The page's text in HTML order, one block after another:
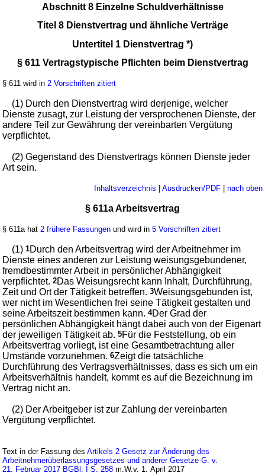
Abschnitt 8 Einzelne Schuldverhältnisse
Titel 8 Dienstvertrag und ähnliche Verträge
Untertitel 1 Dienstvertrag *)
§ 611 Vertragstypische Pflichten beim Dienstvertrag
§ 611 wird in 2 Vorschriften zitiert
(1) Durch den Dienstvertrag wird derjenige, welcher
Dienste zusagt, zur Leistung der versprochenen Dienste, der
andere Teil zur Gewährung der vereinbarten Vergütung
verpflichtet.
(2) Gegenstand des Dienstvertrags können Dienste jeder
Art sein.
Inhaltsverzeichnis Ausdrucken/PDF| nach oben
§ 611a Arbeitsvertrag
§ 611a hat 2 frühere Fassungen und wird in5 Vorschriften zitiert
(1)1Durch den Arbeitsvertrag wird der Arbeitnehmer im
Dienste eines anderen zur Leistung weisungsgebundener,
fremdbestimmter Arbeit in persönlicher Abhängigkeit
verpflichtet.2Das Weisungsrecht kann Inhalt, Durchführung,
Zeit und Ort der Tätigkeit betreffen.3Weisungsgebunden ist,
wer nicht im Wesentlichen frei seine Tätigkeit gestalten und
seine Arbeitszeit bestimmen kann.4Der Grad der
persönlichen Abhängigkeit hängt dabei auch von der Eigenart
der jeweiligen Tätigkeit ab.5Für die Feststellung, ob ein
Arbeitsvertrag vorliegt, ist eine Gesamtbetrachtung aller
Umstände vorzunehmen.6Zeigt die tatsächliche
Durchführung des Vertragsverhältnisses, dass es sich um ein
Arbeitsverhältnis handelt, kommt es auf die Bezeichnung im
Vertrag nicht an.
(2) Der Arbeitgeber ist zur Zahlung der vereinbarten
Vergütung verpflichtet.
Text in der Fassung desArtikels 2 Gesetz zur Änderung des
Arbeitnehmerüberlassungsgesetzes und anderer Gesetze G. v.
21. Februar 2017 BGBl. I S. 258 m.W.v. 1. April 2017